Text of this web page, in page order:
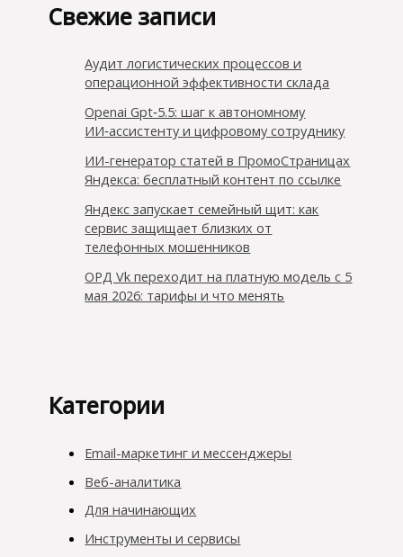
Свежие записи
Аудит логистических процессов и
операционной эффективности склада
Openai Gpt‑5.5: шаг к автономному
ИИ‑ассистенту и цифровому сотруднику
ИИ-генератор статей в ПромоСтраницах
Яндекса: бесплатный контент по ссылке
Яндекс запускает семейный щит: как
сервис защищает близких от
телефонных мошенников
ОРД Vk переходит на платную модель с 5
мая 2026: тарифы и что менять
Категории
Email-маркетинг и мессенджеры
Веб-аналитика
Для начинающих
Инструменты и сервисы